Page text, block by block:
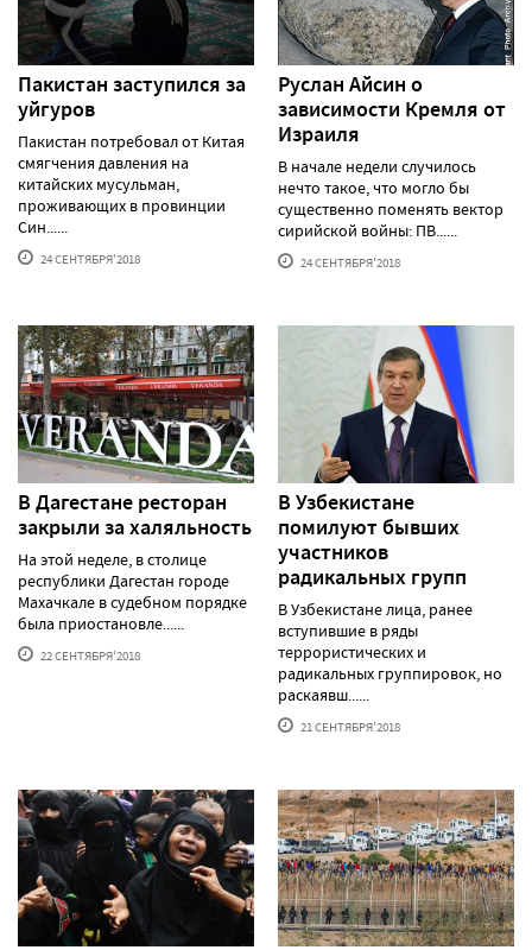
Пакистан заступился за
уйгуров
Пакистан потребовал от Китая
смягчения давления на
китайских мусульман,
проживающих в провинции
Син......
24 СЕНТЯБРЯ'2018
Руслан Айсин о
зависимости Кремля от
Израиля
В начале недели случилось
нечто такое, что могло бы
существенно поменять вектор
сирийской войны: ПВ......
24 СЕНТЯБРЯ'2018
В Дагестане ресторан
закрыли за халяльность
На этой неделе, в столице
республики Дагестан городе
Махачкале в судебном порядке
была приостановле......
22 СЕНТЯБРЯ'2018
В Узбекистане
помилуют бывших
участников
радикальных групп
В Узбекистане лица, ранее
вступившие в ряды
террористических и
радикальных группировок, но
раскаявш......
21 СЕНТЯБРЯ'2018